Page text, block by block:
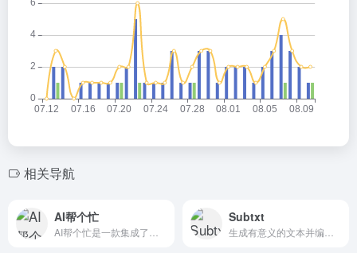
相关导航
AI帮个忙 Subtxt